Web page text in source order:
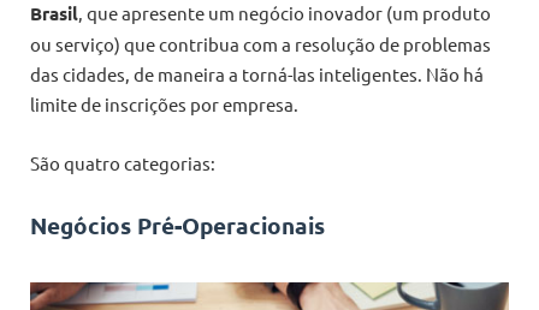
Brasil, que apresente um negócio inovador (um produto
ou serviço) que contribua com a resolução de problemas
das cidades, de maneira a torná-las inteligentes. Não há
limite de inscrições por empresa.
São quatro categorias:
Negócios Pré-Operacionais